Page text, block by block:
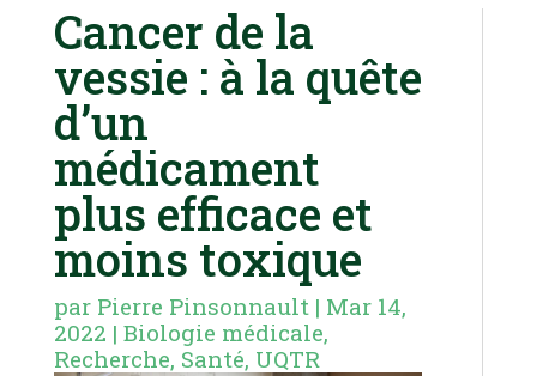
Cancer de la
vessie : à la quête
d’un
médicament
plus efficace et
moins toxique
par Pierre Pinsonnault| Mar 14,
2022 | Biologie médicale,
Recherche, Santé, UQTR